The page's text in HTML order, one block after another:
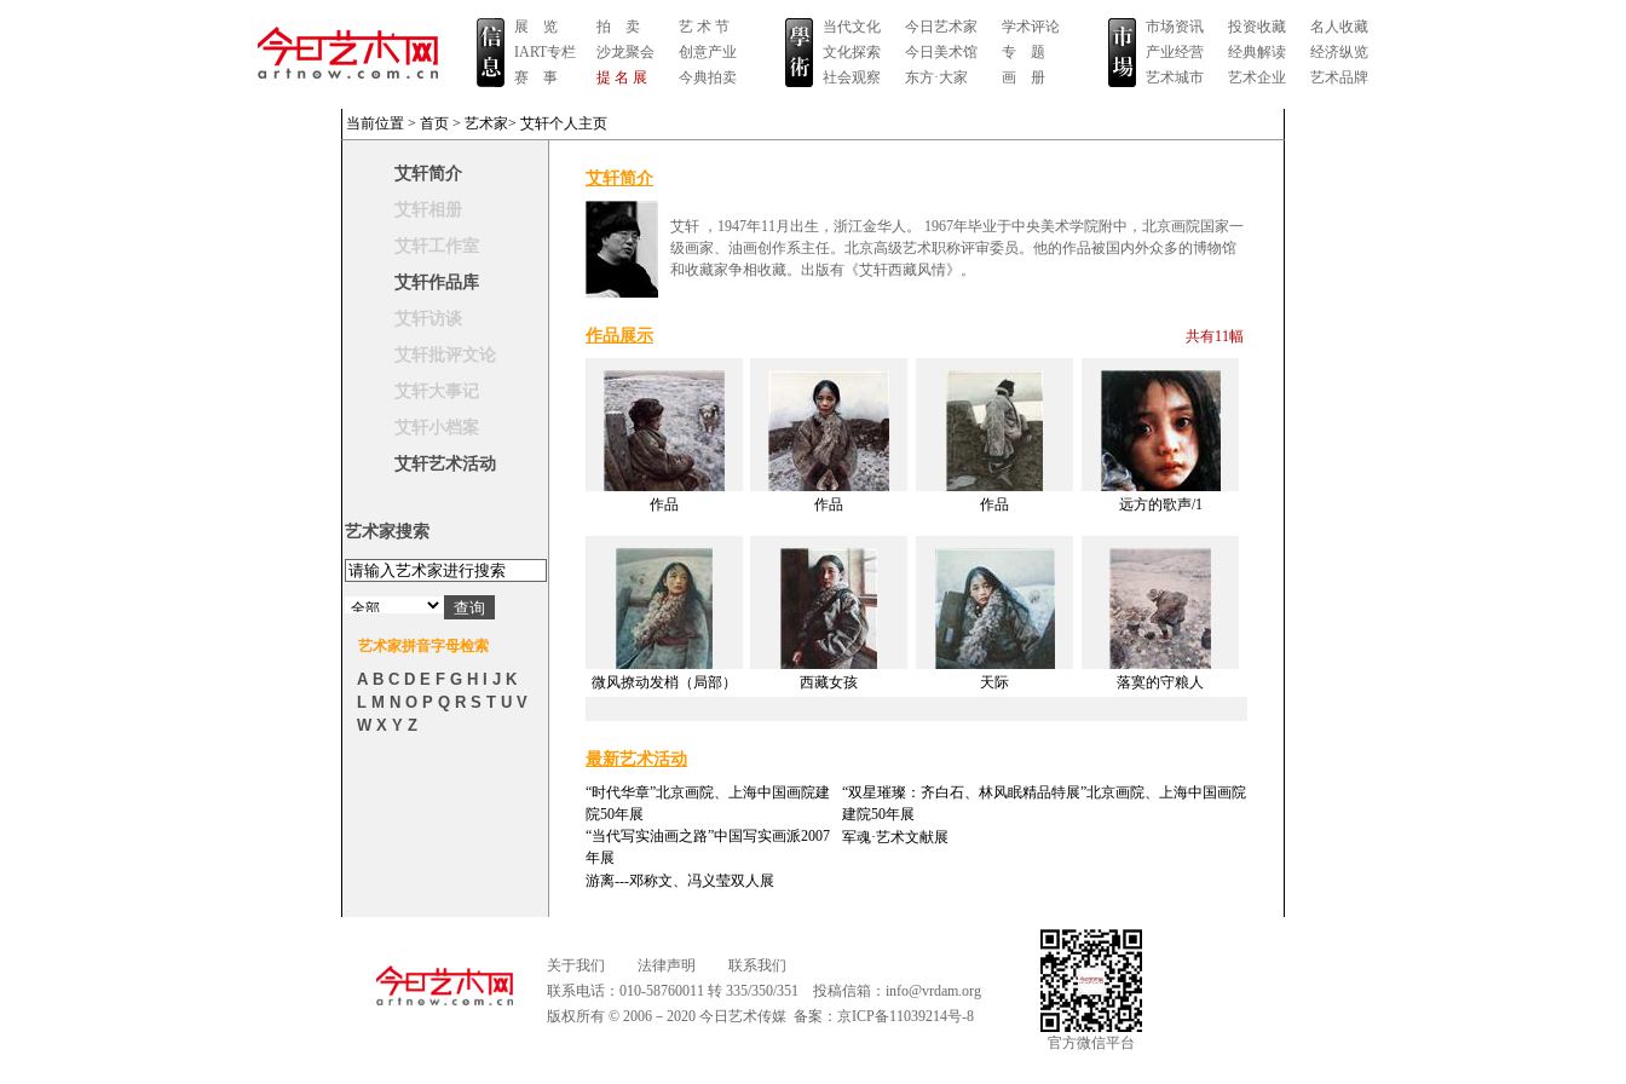
展 览
IART专栏
赛 事
拍 卖
沙龙聚会
提 名 展
艺 术 节
创意产业
今典拍卖
当代文化
文化探索
社会观察
今日艺术家
今日美术馆
东方·大家
学术评论
专 题
画 册
市场资讯
产业经营
艺术城市
投资收藏
经典解读
艺术企业
名人收藏
经济纵览
艺术品牌
当前位置 > 首页 > 艺术家> 艾轩个人主页
艾轩简介
艾轩相册
艾轩工作室
艾轩作品库
艾轩访谈
艾轩批评文论
艾轩大事记
艾轩小档案
艾轩艺术活动
艺术家搜索
艺术家拼音字母检索
A B C D E F G H J K
L M N O P Q R S T U V
W X Y Z
艾轩简介
艾轩 ，1947年11月出生，浙江金华人。 1967年毕业于中央美术学院附中，北京画院国家一
级画家、油画创作系主任。北京高级艺术职称评审委员。他的作品被国内外众多的博物馆
和收藏家争相收藏。出版有《艾轩西藏风情》。
作品展示 共有11幅
作品 作品 作品 远方的歌声/1
微风撩动发梢（局部） 西藏女孩 天际 落寞的守粮人
最新艺术活动
“时代华章”北京画院、上海中国画院建
院50年展
“当代写实油画之路”中国写实画派2007
年展
游离---邓称文、冯义莹双人展
“双星璀璨：齐白石、林风眠精品特展”北京画院、上海中国画院
建院50年展
军魂·艺术文献展
关于我们 法律声明
联系我们
联系电话：010-58760011 转 335/350/351 投稿信箱： info@vrdam.org
版权所有 © 2006－2020 今日艺术传媒 备案： 京ICP备11039214号-8
官方微信平台